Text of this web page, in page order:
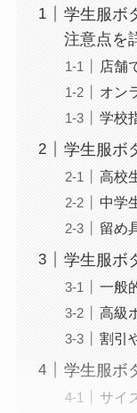
学生服ボ
注意点を
店舗
オン
学校
学生服ボ
高校
中学
留め
学生服ボ
一般
高級
割引
学生服ボ
サイ